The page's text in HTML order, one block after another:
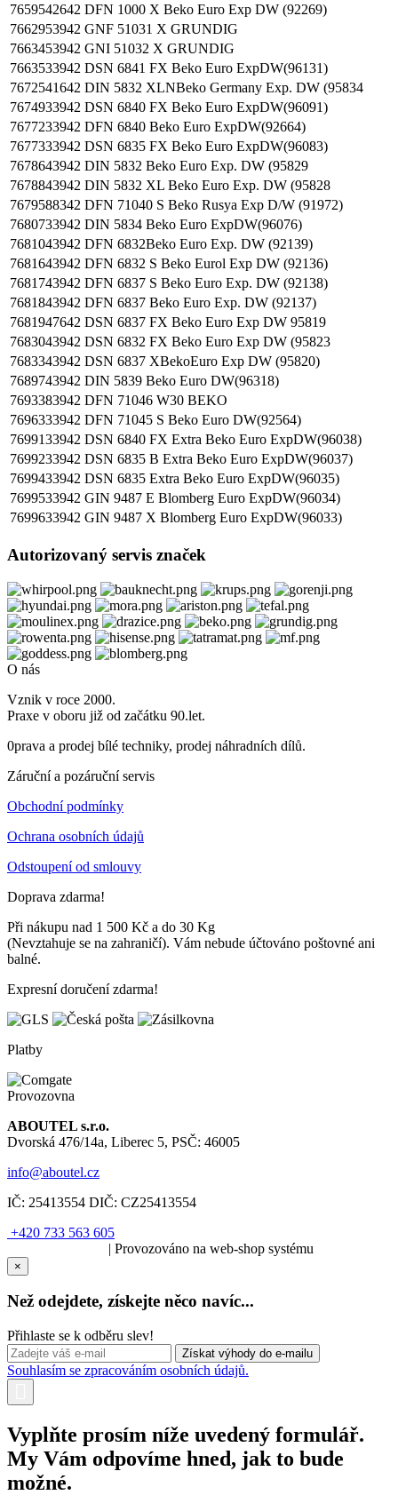
7659542642 DFN 1000 X Beko Euro Exp DW (92269)
7662953942 GNF 51031 X GRUNDIG
7663453942 GNI 51032 X GRUNDIG
7663533942 DSN 6841 FX Beko Euro ExpDW(96131)
7672541642 DIN 5832 XLNBeko Germany Exp. DW (95834
7674933942 DSN 6840 FX Beko Euro ExpDW(96091)
7677233942 DFN 6840 Beko Euro ExpDW(92664)
7677333942 DSN 6835 FX Beko Euro ExpDW(96083)
7678643942 DIN 5832 Beko Euro Exp. DW (95829
7678843942 DIN 5832 XL Beko Euro Exp. DW (95828
7679588342 DFN 71040 S Beko Rusya Exp D/W (91972)
7680733942 DIN 5834 Beko Euro ExpDW(96076)
7681043942 DFN 6832Beko Euro Exp. DW (92139)
7681643942 DFN 6832 S Beko Eurol Exp DW (92136)
7681743942 DFN 6837 S Beko Euro Exp. DW (92138)
7681843942 DFN 6837 Beko Euro Exp. DW (92137)
7681947642 DSN 6837 FX Beko Euro Exp DW 95819
7683043942 DSN 6832 FX Beko Euro Exp DW (95823
7683343942 DSN 6837 XBekoEuro Exp DW (95820)
7689743942 DIN 5839 Beko Euro DW(96318)
7693383942 DFN 71046 W30 BEKO
7696333942 DFN 71045 S Beko Euro DW(92564)
7699133942 DSN 6840 FX Extra Beko Euro ExpDW(96038)
7699233942 DSN 6835 B Extra Beko Euro ExpDW(96037)
7699433942 DSN 6835 Extra Beko Euro ExpDW(96035)
7699533942 GIN 9487 E Blomberg Euro ExpDW(96034)
7699633942 GIN 9487 X Blomberg Euro ExpDW(96033)
Autorizovaný servis značek
O nás
Vznik v roce 2000.
Praxe v oboru již od začátku 90.let.
0prava a prodej bílé techniky, prodej náhradních dílů.
Záruční a pozáruční servis
Obchodní podmínky
Ochrana osobních údajů
Odstoupení od smlouvy
Doprava zdarma!
Při nákupu nad 1 500 Kč a do 30 Kg
(Nevztahuje se na zahraničí). Vám nebude účtováno poštovné ani
balné.
Expresní doručení zdarma!
Platby
Provozovna
ABOUTEL s.r.o.
Dvorská 476/14a, Liberec 5, PSČ: 46005
info@aboutel.cz
IČ: 25413554 DIČ: CZ25413554
+420 733 563 605
| Provozováno na web-shop systému
×
Než odejdete, získejte něco navíc...
Přihlaste se k odběru slev!
Souhlasím se zpracováním osobních údajů.
Vyplňte prosím níže uvedený formulář.
My Vám odpovíme hned, jak to bude
možné.